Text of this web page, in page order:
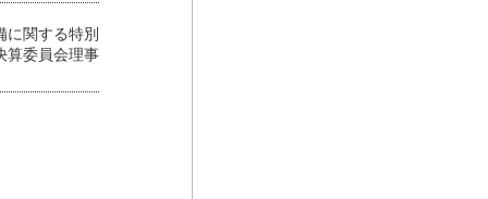
に関する特別
算委員会理事